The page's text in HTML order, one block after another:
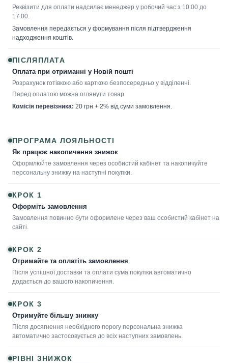
Реквізити для оплати надсилає менеджер у робочий час з 10:00 до
17:00.
Замовлення передається у формування після підтвердження
надходження коштів.
ПІСЛЯПЛАТА
Оплата при отриманні у Новій пошті
Розрахунок готівкою або карткою безпосередньо у відділенні.
Перед оплатою можна оглянути товар.
Комісія перевізника: 20 грн + 2% від суми замовлення.
ПРОГРАМА ЛОЯЛЬНОСТІ
Як працює накопичення знижок
Оформлюйте замовлення через особистий кабінет та накопичуйте
персональну знижку на наступні покупки.
КРОК 1
Оформіть замовлення
Замовлення повинно бути оформлене через ваш особистий кабінет на
сайті.
КРОК 2
Отримайте та оплатіть замовлення
Після успішної доставки та оплати сума покупки автоматично
додається до вашого накопичення.
КРОК 3
Отримуйте більшу знижку
Після досягнення необхідного порогу персональна знижка
автоматично застосовується до всіх наступних замовлень.
РІВНІ ЗНИЖОК